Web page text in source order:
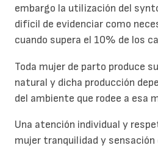
embargo la utilización del
difícil de evidenciar como
cuando supera el 10% de los
Toda mujer de parto produce
natural y dicha producción
del ambiente que rodee a esa
Una atención individual y
mujer tranquilidad y